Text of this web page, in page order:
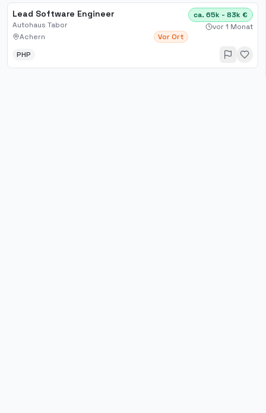
Lead Software Engineer
Autohaus Tabor
Achern
Vor Ort
ca. 65k - 83k €
vor 1 Monat
PHP